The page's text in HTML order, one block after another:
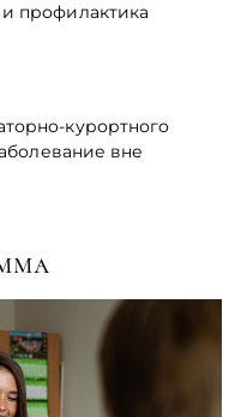
профилактика
курортного
вне